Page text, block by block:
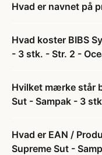
Hvad er navnet på
Hvad koster BIBS
- 3 stk. - Str. 2 -
Hvilket mærke står
Sut - Sampak - 3
Hvad er EAN /
Supreme Sut -